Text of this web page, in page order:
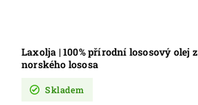
Laxolja | 100% přírodní lososový olej z
norského lososa
Skladem